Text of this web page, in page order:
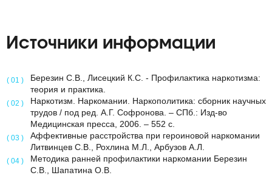
Источники информации
Березин С.В., Лисецкий К.С. - Профилактика наркотизма:
теория и практика.
Наркотизм. Наркомании. Наркополитика: сборник научных
трудов / под ред. А.Г. Софронова. – СПб.: Изд-во
Медицинская пресса, 2006. – 552 с.
Аффективные расстройства при героиновой наркомании
Литвинцев С.В., Рохлина М.Л., Арбузов А.Л.
Методика ранней профилактики наркомании Березин
С.В., Шапатина О.В.